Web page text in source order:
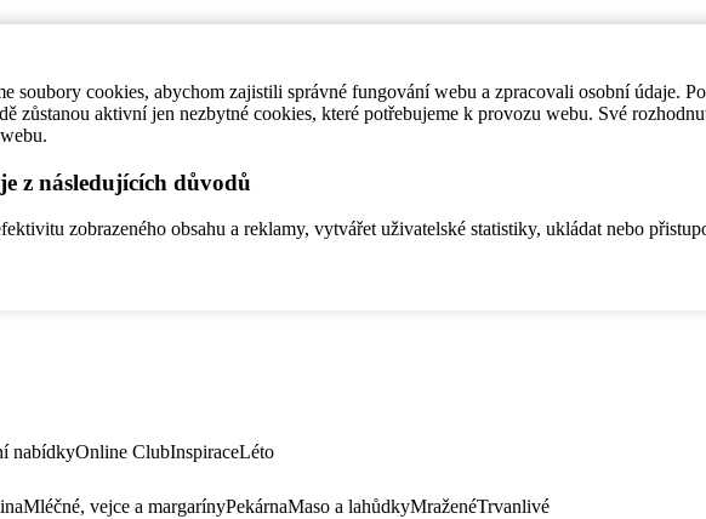
soubory cookies, abychom zajistili správné fungování webu a zpracovali osobní údaje.
zůstanou aktivní jen nezbytné cookies, které potřebujeme k provozu webu. Své
z následujících důvodů
zobrazeného obsahu a reklamy, vytvářet uživatelské statistiky, ukládat nebo
nabídkyOnline ClubInspiraceLéto
Mléčné, vejce a margarínyPekárnaMaso a lahůdkyMraženéTrvanlivé